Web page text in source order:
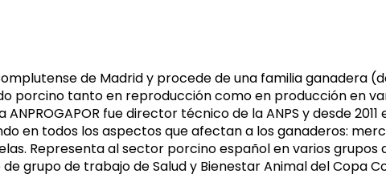
de Madrid y procede de una familia ganadera
porcino tanto en reproducción como en producción en
fue director técnico de la ANPS y desde
en todos los aspectos que afectan a los ganaderos:
Representa al sector porcino español en varios grupos
grupo de trabajo de Salud y Bienestar Animal del Copa